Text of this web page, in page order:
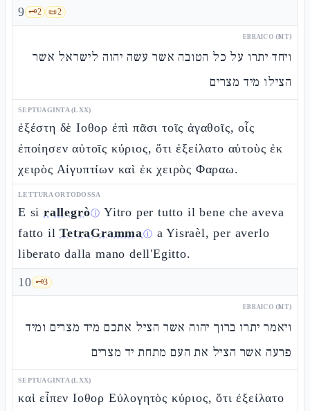
9 🗝️2 📜2
EBRAICO (MT)
ויחד יתרו על כל הטובה אשר עשה יהוה לישראל אשר
הצילו מיד מצרים
SEPTUAGINTA (LXX)
ἐξέστη δὲ Ιοθορ ἐπὶ πᾶσι τοῖς ἀγαθοῖς, οἷς
ἐποίησεν αὐτοῖς κύριος, ὅτι ἐξείλατο αὐτοὺς ἐκ
χειρὸς Αἰγυπτίων καὶ ἐκ χειρὸς Φαραω.
LETTURA ORTODOSSA
E si rallegròⓘ Yitro per tutto il bene che aveva
fatto ilTetraGrammaⓘ a Yisraèl, per averlo
liberato dalla mano dell'Egitto.
10 🗝️3
EBRAICO (MT)
ויאמר יתרו ברוך יהוה אשר הציל אתכם מיד מצרים ומיד
פרעה אשר הציל את העם מתחת יד מצרים
SEPTUAGINTA (LXX)
καὶ εἶπεν Ιοθορ Εὐλογητὸς κύριος, ὅτι ἐξείλατο